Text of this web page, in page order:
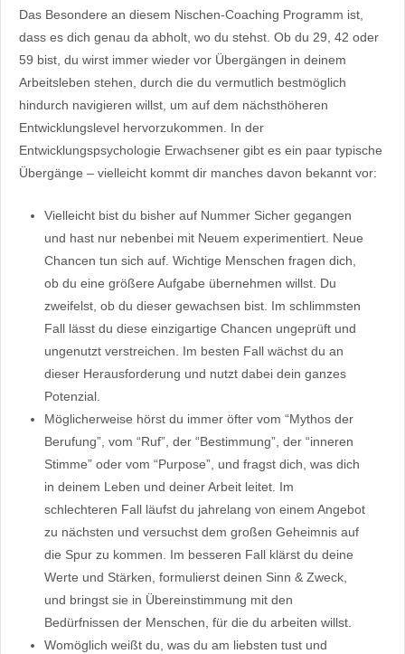
Das Besondere an diesem Nischen-Coaching Programm ist,
dass es dich genau da abholt, wo du stehst. Ob du 29, 42 oder
59 bist, du wirst immer wieder vor Übergängen in deinem
Arbeitsleben stehen, durch die du vermutlich bestmöglich
hindurch navigieren willst, um auf dem nächsthöheren
Entwicklungslevel hervorzukommen. In der
Entwicklungspsychologie Erwachsener gibt es ein paar typische
Übergänge – vielleicht kommt dir manches davon bekannt vor:
Vielleicht bist du bisher auf Nummer Sicher gegangen
und hast nur nebenbei mit Neuem experimentiert. Neue
Chancen tun sich auf. Wichtige Menschen fragen dich,
ob du eine größere Aufgabe übernehmen willst. Du
zweifelst, ob du dieser gewachsen bist. Im schlimmsten
Fall lässt du diese einzigartige Chancen ungeprüft und
ungenutzt verstreichen. Im besten Fall wächst du an
dieser Herausforderung und nutzt dabei dein ganzes
Potenzial.
Möglicherweise hörst du immer öfter vom “Mythos der
Berufung”, vom “Ruf”, der “Bestimmung”, der “inneren
Stimme” oder vom “Purpose”, und fragst dich, was dich
in deinem Leben und deiner Arbeit leitet. Im
schlechteren Fall läufst du jahrelang von einem Angebot
zu nächsten und versuchst dem großen Geheimnis auf
die Spur zu kommen. Im besseren Fall klärst du deine
Werte und Stärken, formulierst deinen Sinn & Zweck,
und bringst sie in Übereinstimmung mit den
Bedürfnissen der Menschen, für die du arbeiten willst.
Womöglich weißt du, was du am liebsten tust und